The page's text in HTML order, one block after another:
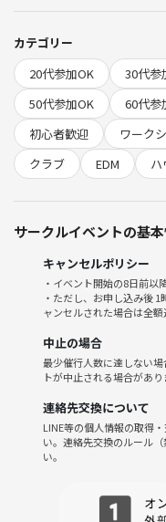
本格的なスクールだと1回1
楽に集まる場所。敷居も価
ます！
◆当日の流れ
現地集合
↓
簡単に自己紹介
↓
DJの操作方法説明（約20分
↓
1人ずつDJ体験（1人あた
休憩、雑談、フリーのDJタ
現地解散
（※自由参加で二次会もあ
🎵 音楽ジャンル
オールジャンルOKです
Pioneer DJ CDJ-2000NXS2
カテゴリー
20代参加OK
30代参
50代参加OK
60代参
初心者歓迎
ワーク
クラブ
EDM ハ
サークルイベントの基
キャンセルポリシー
・イベント開始の8日前以
・ただし、お申し込み後
ャンセルされた場合は全額
中止の場合
最少催行人数に達しない
トが中止される場合があ
連絡先交換について
LINE等の個人情報の取得
い。連絡先交換のルール
い。